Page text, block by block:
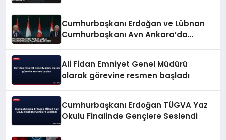
Cumhurbaşkanı Erdoğan ve Lübnan
Cumhurbaşkanı Avn Ankara’da
Ali Fidan Emniyet Genel Müdürü
olarak görevine resmen başladı
Cumhurbaşkanı Erdoğan TÜGVA Yaz
Okulu Finalinde Gençlere Seslendi